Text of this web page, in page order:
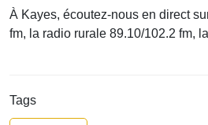
À Kayes, écoutez-nous en direct
fm, la radio rurale 89.10/102.2 fm,
Tags